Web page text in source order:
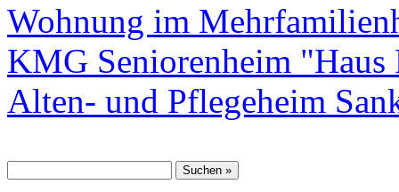
Wohnung im
KMG Seniorenheim "Haus
Alten- und Pflegeheim